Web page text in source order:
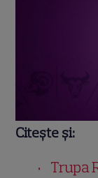
Citește și:
Trupa